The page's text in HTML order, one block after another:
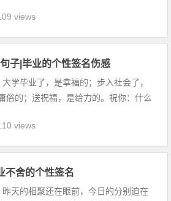
昏的柔情里，弥漫满校园。四载飞快，
，留言聚会皆苍白，道不出我半点心
views
子|毕业的个性签名伤感
学毕业了，是幸福的；步入社会了，
俗的；送祝福，是给力的。祝你：什么
我们将是竞争的对手，愿友谊在竞争中
，爱情在分别时就会减退，其实心爱
views
不舍的个性签名
天的相聚还在眼前，今日的分别迫在